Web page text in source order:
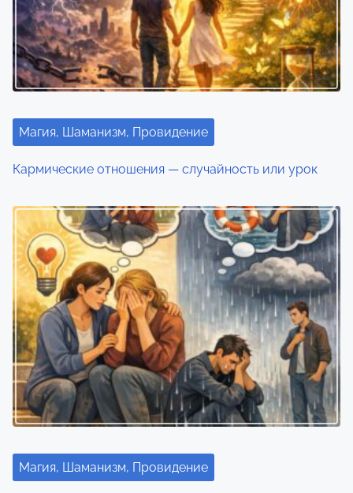
Магия, Шаманизм, Провидение
Кармические отношения — случайность или урок
Магия, Шаманизм, Провидение